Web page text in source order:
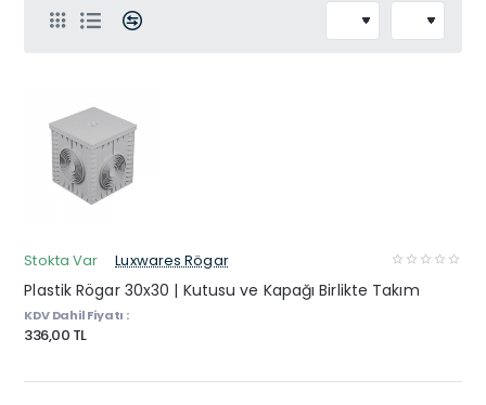
Stokta Var Luxwares Rögar
Plastik Rögar 30x30 | Kutusu ve Kapağı Birlikte Takım
KDV Dahil Fiyatı :
336,00 TL